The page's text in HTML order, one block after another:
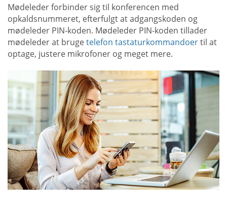
Mødeleder forbinder sig til konferencen med
opkaldsnummeret, efterfulgt at adgangskoden og
mødeleder PIN-koden. Mødeleder PIN-koden tillader
mødeleder at brugetelefon tastaturkommandoertil at
optage, justere mikrofoner og meget mere.